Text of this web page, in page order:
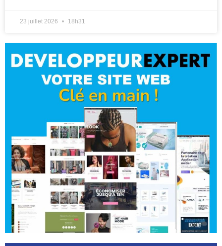
23 juillet 2026 18h31